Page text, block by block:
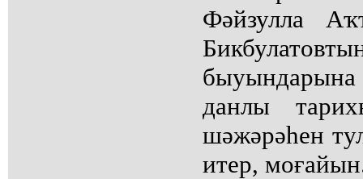
Фәйзулла
данлы
шәжәрәһен
итер,